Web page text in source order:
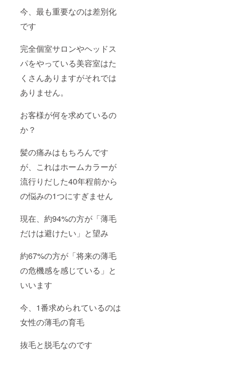
今、最も重要なのは差別化
です
完全個室サロンやヘッドス
パをやっている美容室はた
くさんありますがそれでは
ありません。
お客様が何を求めているの
か？
髪の痛みはもちろんです
が、これはホームカラーが
流行りだした40年程前から
の悩みの1つにすぎません
現在、約94%の方が「薄毛
だけは避けたい」と望み
約67%の方が「将来の薄毛
の危機感を感じている」と
いいます
今、1番求められているのは
女性の薄毛の育毛
抜毛と脱毛なのです